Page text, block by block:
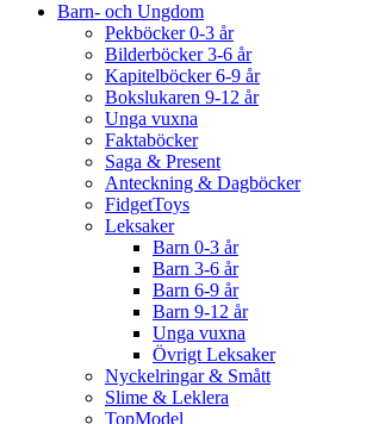
Barn- och Ungdom
Pekböcker 0-3 år
Bilderböcker 3-6 år
Kapitelböcker 6-9 år
Bokslukaren 9-12 år
Unga vuxna
Faktaböcker
Saga & Present
Anteckning & Dagböcker
FidgetToys
Leksaker
Barn 0-3 år
Barn 3-6 år
Barn 6-9 år
Barn 9-12 år
Unga vuxna
Övrigt Leksaker
Nyckelringar & Smått
Slime & Leklera
TopModel